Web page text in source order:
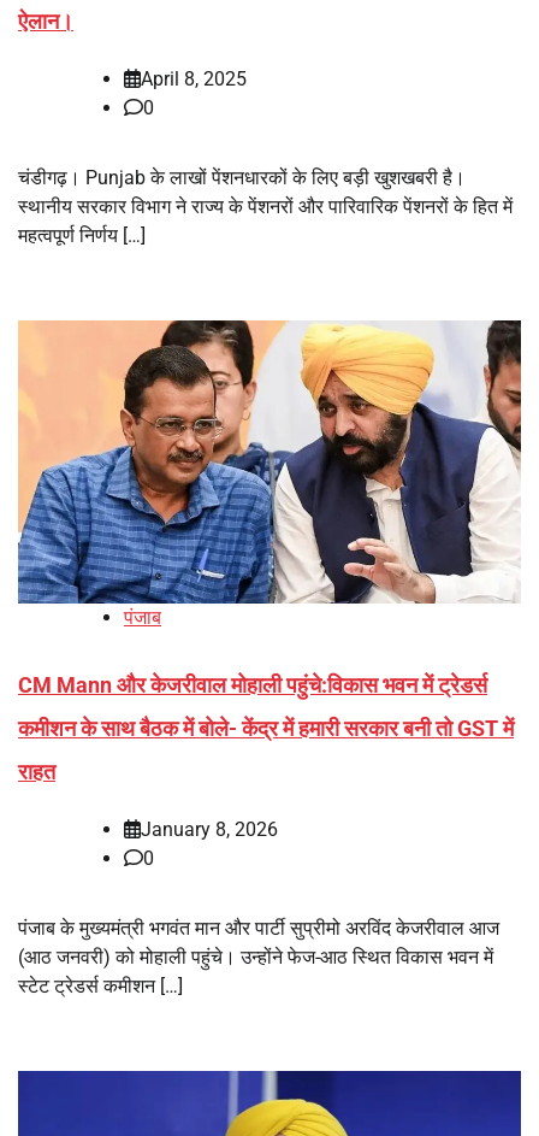
ऐलान।
April 8, 2025
0
चंडीगढ़। Punjab के लाखों पेंशनधारकों के लिए बड़ी खुशखबरी है।
स्थानीय सरकार विभाग ने राज्य के पेंशनरों और पारिवारिक पेंशनरों के हित में
महत्वपूर्ण निर्णय […]
पंजाब
CM Mann और केजरीवाल मोहाली पहुंचे:विकास भवन में ट्रेडर्स
कमीशन के साथ बैठक में बोले- केंद्र में हमारी सरकार बनी तो GST में
राहत
January 8, 2026
0
पंजाब के मुख्यमंत्री भगवंत मान और पार्टी सुप्रीमो अरविंद केजरीवाल आज
(आठ जनवरी) को मोहाली पहुंचे। उन्होंने फेज-आठ स्थित विकास भवन में
स्टेट ट्रेडर्स कमीशन […]